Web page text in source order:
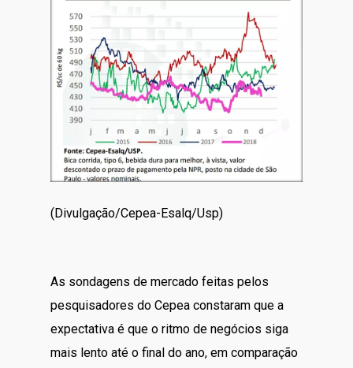
(Divulgação/Cepea-Esalq/Usp)
As sondagens de mercado feitas pelos
pesquisadores do Cepea constaram que a
expectativa é que o ritmo de negócios siga
mais lento até o final do ano, em comparação